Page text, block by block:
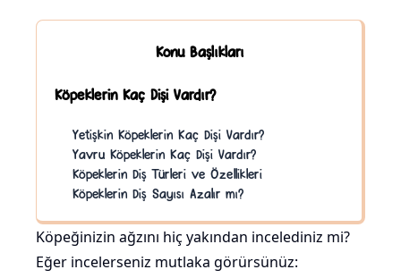
Konu Başlıkları
Köpeklerin Kaç Dişi Vardır?
Yetişkin Köpeklerin Kaç Dişi Vardır?
Yavru Köpeklerin Kaç Dişi Vardır?
Köpeklerin Diş Türleri ve Özellikleri
Köpeklerin Diş Sayısı Azalır mı?
Köpeğinizin ağzını hiç yakından incelediniz mi?
Eğer incelerseniz mutlaka görürsünüz: